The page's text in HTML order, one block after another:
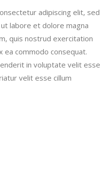
adipiscing elit, sed
labore et dolore magna
quis nostrud exercitation
ea commodo consequat.
in voluptate velit esse
velit esse cillum